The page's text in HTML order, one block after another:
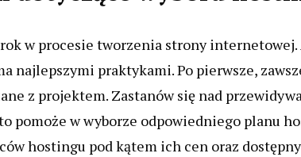
w procesie tworzenia strony internetowej.
najlepszymi praktykami. Po pierwsze,
z projektem. Zastanów się nad
pomoże w wyborze odpowiedniego planu
hostingu pod kątem ich cen oraz